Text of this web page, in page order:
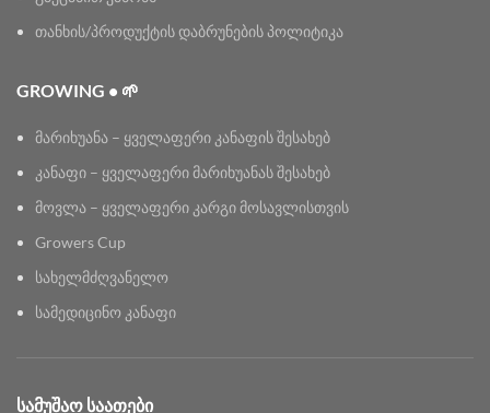
თანხის/პროდუქტის დაბრუნების პოლიტიკა
GROWING • 🌱
მარიხუანა – ყველაფერი კანაფის შესახებ
კანაფი – ყველაფერი მარიხუანას შესახებ
მოვლა – ყველაფერი კარგი მოსავლისთვის
Growers Cup
სახელმძღვანელო
სამედიცინო კანაფი
ᲡᲐᲛᲣᲨᲐᲝ ᲡᲐᲐᲗᲔᲑᲘ